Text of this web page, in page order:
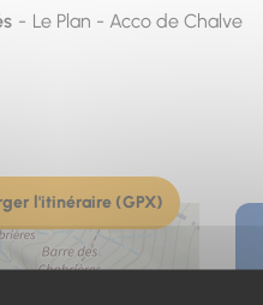
Le Plan - Acco de Chalve
l'itinéraire (GPX)
(téléchargement, ouverture